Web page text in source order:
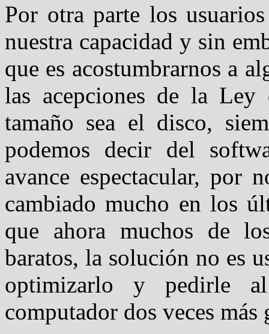
Por otra parte los
nuestra capacidad y sin
que es acostumbrarnos a
las acepciones de la
tamaño sea el disco,
podemos decir del
avance espectacular, por
cambiado mucho en los
que ahora muchos de
baratos, la solución no es
optimizarlo y pedirle
computador dos veces